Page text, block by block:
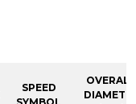
SPEED
OVERALL